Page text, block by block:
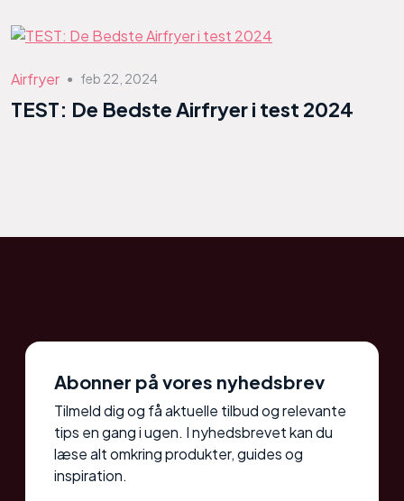
Airfryer ● feb 22, 2024
TEST: De Bedste Airfryer i test 2024
Abonner på vores nyhedsbrev
Tilmeld dig og få aktuelle tilbud og relevante
tips en gang i ugen. I nyhedsbrevet kan du
læse alt omkring produkter, guides og
inspiration.